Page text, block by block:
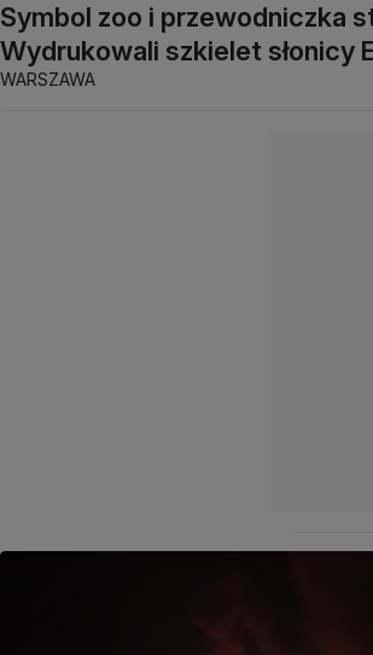
Symbol zoo i przewodniczka
Wydrukowali szkielet słonicy
WARSZAWA